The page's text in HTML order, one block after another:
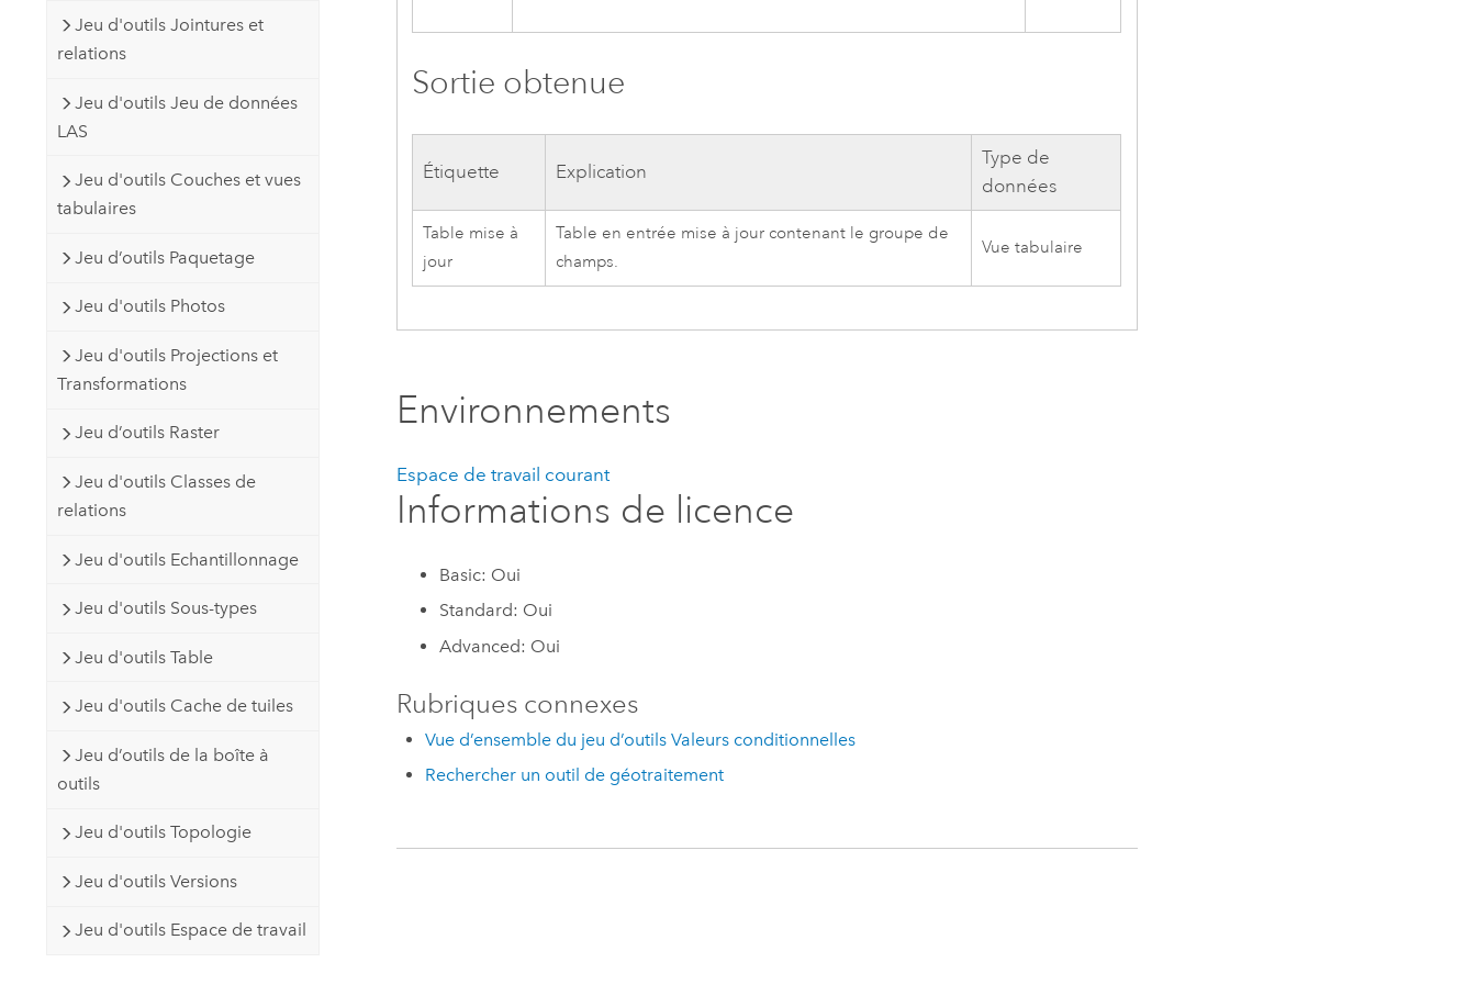
Jeu d'outils Jointures et
relations
Jeu d'outils Jeu de données
LAS
Jeu d'outils Couches et vues
tabulaires
Jeu d’outils Paquetage
Jeu d'outils Photos
Jeu d'outils Projections et
Transformations
Jeu d’outils Raster
Jeu d'outils Classes de
relations
Jeu d'outils Echantillonnage
Jeu d'outils Sous-types
Jeu d'outils Table
Jeu d'outils Cache de tuiles
Jeu d’outils de la boîte à
outils
Jeu d'outils Topologie
Jeu d'outils Versions
Jeu d'outils Espace de travail
Sortie obtenue
Étiquette Explication
Type de
données
Table mise à
jour
Table en entrée mise à jour contenant le groupe de
champs.
Vue tabulaire
Environnements
Espace de travail courant
Informations de licence
Basic: Oui
Standard: Oui
Advanced: Oui
Rubriques connexes
Vue d’ensemble du jeu d’outils Valeurs conditionnelles
Rechercher un outil de géotraitement